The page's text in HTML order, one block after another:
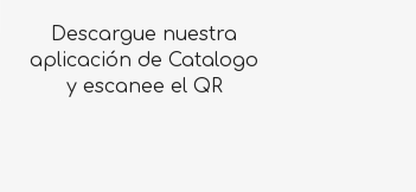
Descargue nuestra
aplicación de Catalogo
y escanee el QR